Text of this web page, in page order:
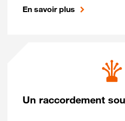
En savoir plus
Un raccordement